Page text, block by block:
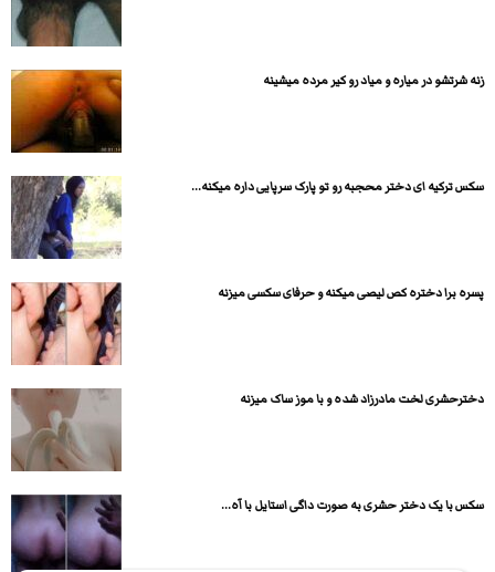
زنه شرتشو در میاره و میاد رو کیر مرده میشینه
سکس ترکیه ای دختر محجبه رو تو پارک سرپایی داره میکنه...
پسره برا دختره کص لیصی میکنه و حرفای سکسی میزنه
دخترحشری لخت مادرزاد شده و با موز ساک میزنه
سکس با یک دختر حشری به صورت داگی استایل با آه...